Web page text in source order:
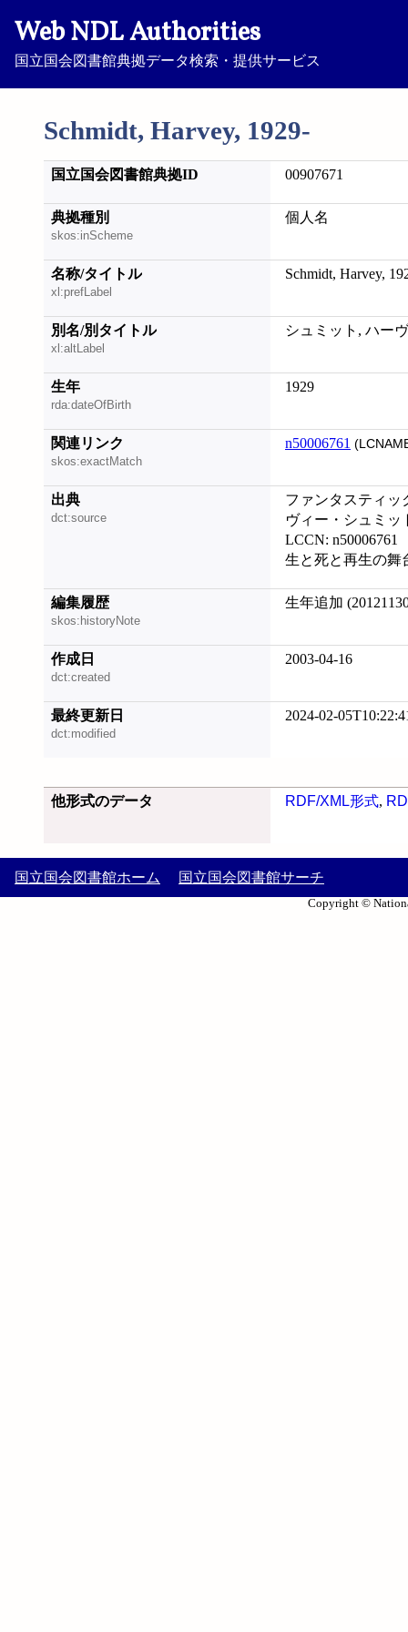
Web NDL Authorities
国立国会図書館典拠データ検索・提供サービス
Schmidt, Harvey, 1929-
国立国会図書館典拠ID 00907671
典拠種別
skos:inScheme
個人名
名称/タイトル
xl:prefLabel
Schmidt, Harvey,
別名/別タイトル
xl:altLabel
シュミット, ハー
生年
rda:dateOfBirth
1929
関連リンク
skos:exactMatch
n50006761
出典
dct:source
ファンタスティッ
ヴィー・シュミッ
LCCN: n50006761
生と死と再生の舞
編集履歴
skos:historyNote
生年追加
作成日
dct:created
2003-04-16
最終更新日
dct:modified
2024-02-
他形式のデータ RDF/XML形式,
国立国会図書館ホーム 国立国会図書館サーチ
Copyright ©